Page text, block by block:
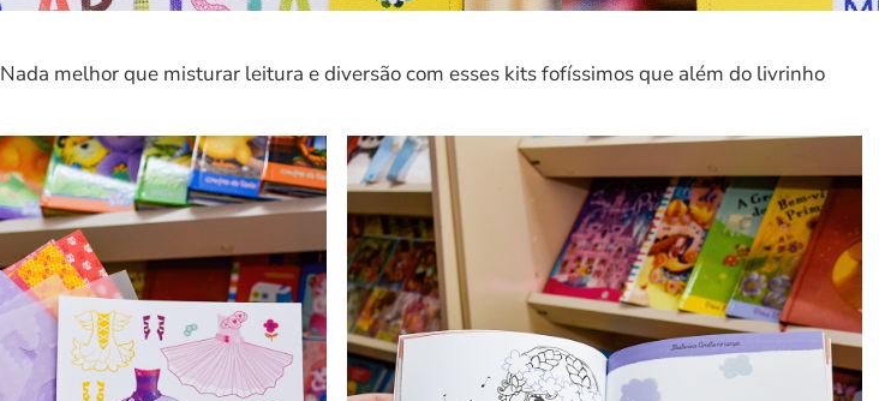
Nada melhor que misturar leitura e diversão com esses kits fofíssimos que além do livrinho